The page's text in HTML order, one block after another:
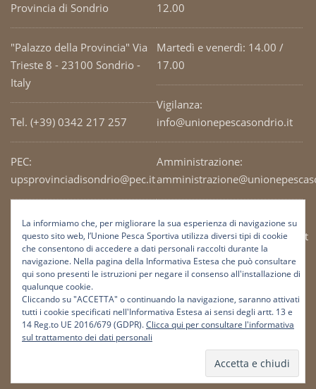
Provincia di Sondrio
"Palazzo della Provincia" Via
Trieste 8 - 23100 Sondrio -
Italy
Tel. (+39) 0342 217 257
PEC:
upsprovinciadisondrio@pec.it
Codice Fiscale: 93003690141
12.00
Martedì e venerdì: 14.00 /
17.00
Vigilanza:
info@unionepescasondrio.it
Amministrazione:
Ufficio tecnico:
tecnico@unionepescasondrio.it
Informazioni:
info@unionepescasondrio.it
La informiamo che, per migliorare la sua esperienza di navigazione su
questo sito web, l’Unione Pesca Sportiva utilizza diversi tipi di cookie
che consentono di accedere a dati personali raccolti durante la
navigazione. Nella pagina della Informativa Estesa che può consultare
qui sono presenti le istruzioni per negare il consenso all'installazione di
qualunque cookie.
Cliccando su "ACCETTA" o continuando la navigazione, saranno attivati
tutti i cookie specificati nell'Informativa Estesa ai sensi degli artt. 13 e
14 Reg.to UE 2016/679 (GDPR).Clicca qui per consultare l'informativa
sul trattamento dei dati personali